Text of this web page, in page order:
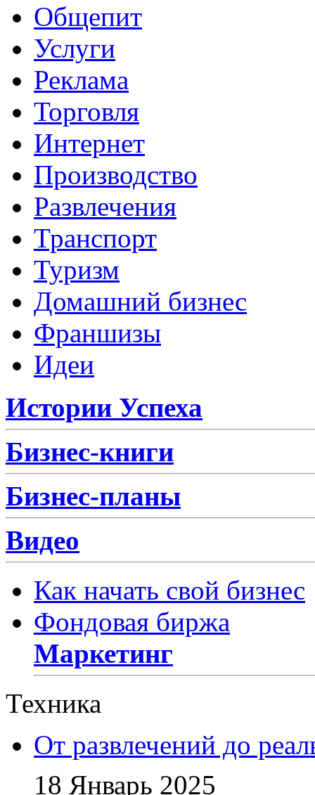
Общепит
Услуги
Реклама
Торговля
Интернет
Производство
Развлечения
Транспорт
Туризм
Домашний бизнес
Франшизы
Идеи
Истории Успеха
Бизнес-книги
Бизнес-планы
Видео
Как начать свой бизнес
Фондовая биржа
Маркетинг
Техника
От развлечений до
18 Январь 2025